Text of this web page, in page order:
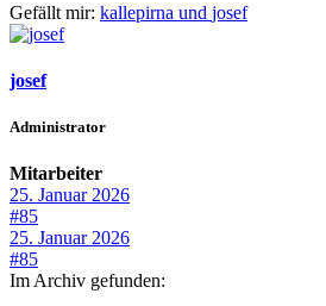
Gefällt mir: kallepirna und josef
josef
Administrator
Mitarbeiter
25. Januar 2026
#85
25. Januar 2026
#85
Im Archiv gefunden: